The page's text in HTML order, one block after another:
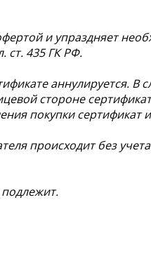
и упраздняет
ст. 435 ГК РФ.
аннулируется. В
стороне
покупки сертификат
происходит без